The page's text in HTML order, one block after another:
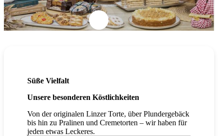
Süße Vielfalt
Unsere besonderen Köstlichkeiten
Von der originalen Linzer Torte, über Plundergebäck
bis hin zu Pralinen und Cremetorten – wir haben für
jeden etwas Leckeres.